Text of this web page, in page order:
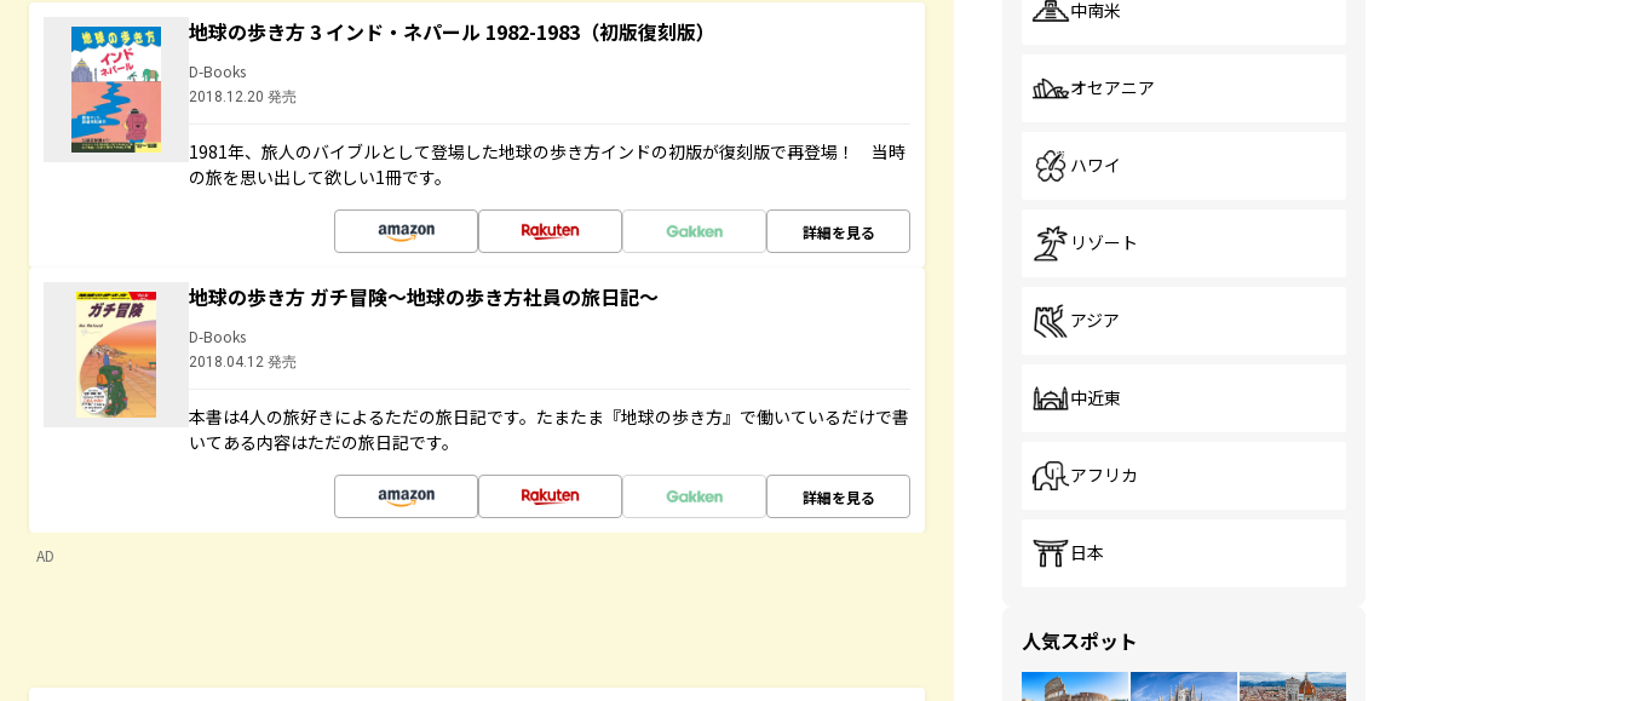
地球の歩き方 3 インド・ネパール 1982-1983（初版復刻版）
D-Books
2018.12.20 発売
1981年、旅人のバイブルとして登場した地球の歩き方インドの初版が復刻版で再登場！ 当時
の旅を思い出して欲しい1冊です。
詳細を見る
地球の歩き方 ガチ冒険～地球の歩き方社員の旅日記～
D-Books
2018.04.12 発売
本書は4人の旅好きによるただの旅日記です。たまたま『地球の歩き方』で働いているだけで書
いてある内容はただの旅日記です。
詳細を見る
AD
中南米
オセアニア
ハワイ
リゾート
アジア
中近東
アフリカ
日本
人気スポット